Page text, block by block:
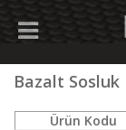
Bazalt Sosluk
Ürün Kodu